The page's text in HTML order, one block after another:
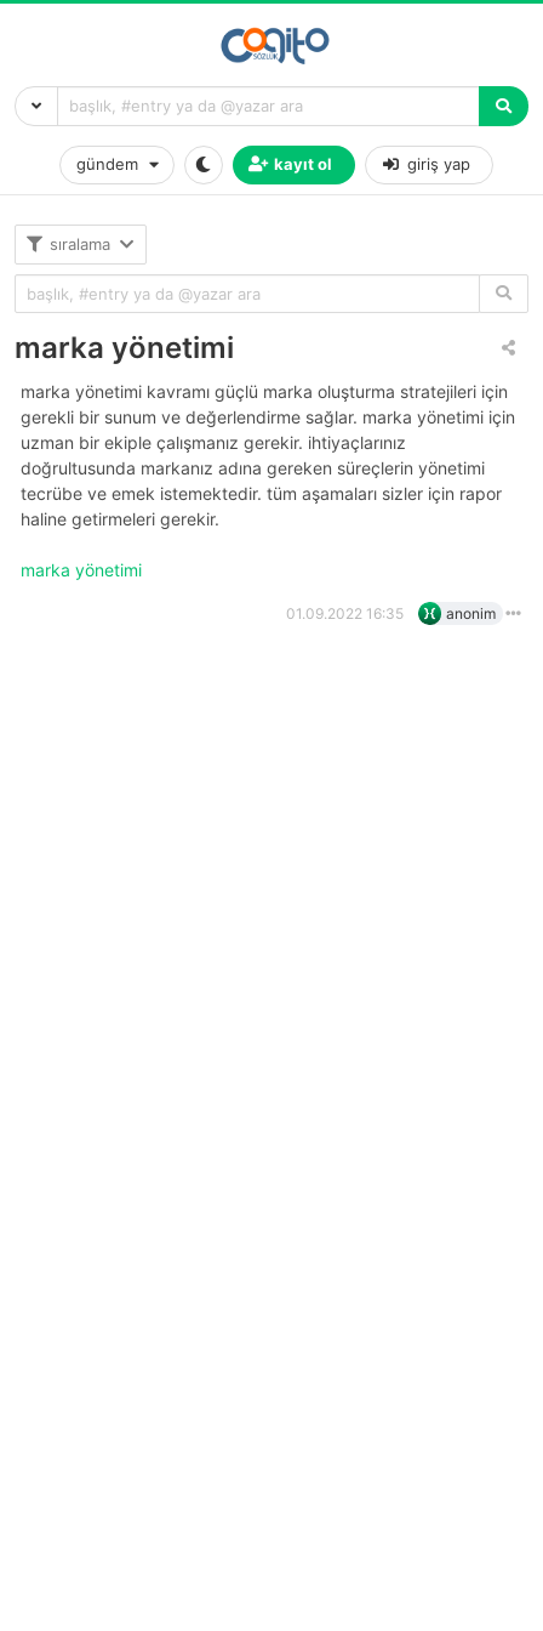
gündem kayıt ol giriş yap
sıralama
marka yönetimi
marka yönetimi kavramı güçlü marka oluşturma stratejileri için
gerekli bir sunum ve değerlendirme sağlar. marka yönetimi için
uzman bir ekiple çalışmanız gerekir. ihtiyaçlarınız
doğrultusunda markanız adına gereken süreçlerin yönetimi
tecrübe ve emek istemektedir. tüm aşamaları sizler için rapor
haline getirmeleri gerekir.
marka yönetimi
01.09.2022 16:35 anonim